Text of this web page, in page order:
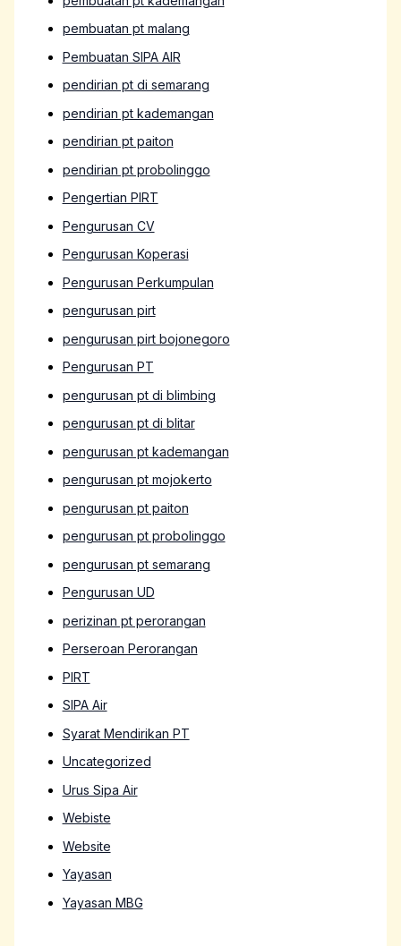
pembuatan pt malang
Pembuatan SIPA AIR
pendirian pt di semarang
pendirian pt kademangan
pendirian pt paiton
pendirian pt probolinggo
Pengertian PIRT
Pengurusan CV
Pengurusan Koperasi
Pengurusan Perkumpulan
pengurusan pirt
pengurusan pirt bojonegoro
Pengurusan PT
pengurusan pt di blimbing
pengurusan pt di blitar
pengurusan pt kademangan
pengurusan pt mojokerto
pengurusan pt paiton
pengurusan pt probolinggo
pengurusan pt semarang
Pengurusan UD
perizinan pt perorangan
Perseroan Perorangan
PIRT
SIPA Air
Syarat Mendirikan PT
Uncategorized
Urus Sipa Air
Webiste
Website
Yayasan
Yayasan MBG